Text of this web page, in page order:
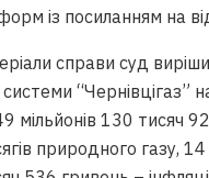
із посиланням на
справи суд
системи
мільйонів 130 тисяч
природного газу,